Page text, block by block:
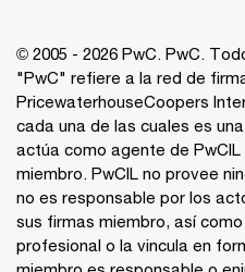
© 2005 - 2026 PwC. PwC.
"PwC" refiere a la red de
PricewaterhouseCoopers
cada una de las cuales es
actúa como agente de
miembro. PwCIL no provee
no es responsable por los
sus firmas miembro, así
profesional o la vincula en